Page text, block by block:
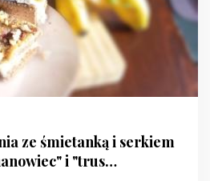
ze śmietanką i serkiem
i "trus…